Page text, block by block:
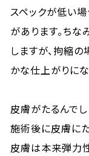
スペックが低い
があります。ち
しますが、拘縮
かな仕上がりにな
皮膚がたるんでし
施術後に皮膚に
皮膚は本来弾力